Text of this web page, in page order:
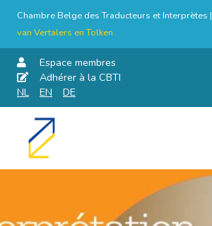
Chambre Belge des Traducteurs et Interprètes |
van Vertalers en Tolken
Espace membres
Adhérer à la CBTI
NL
EN DE
Aller